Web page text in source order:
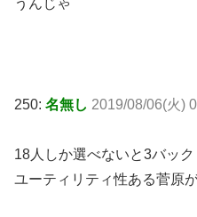
うんじゃ
250: 名無し 2019/08/06(火)
18人しか選べないと3バッ
ユーティリティ性ある菅原